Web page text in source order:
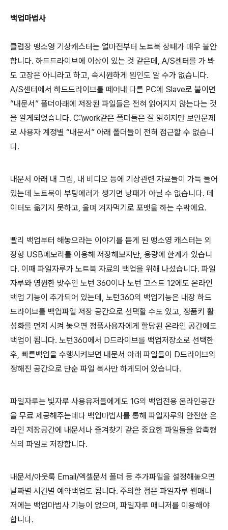
백업마법사
클럽장 맹소영 기상캐스터는 얼마전부터 노트북 상태가 매우 불안
합니다. 하드드라이브에 이상이 있는 것 같은데, A/S센터를 가 봐
도 고장은 아니라고 하고, 속시원하게 원인도 알 수가 없습니다.
A/S센터에서 하드드라이브를 떼어내 다른 PC에 Slave로 붙이면
“내문서” 폴더아래에 저장된 파일들은 전혀 읽어지지 않는다는 것
을 알게되었습니다. C:\work같은 폴더들은 잘 읽히지만 보안문제
로 사용자 계정별 “내문서” 아래 폴더들이 전혀 접근할 수 없습니
다.
내문서 아래 내 그림, 내 비디오 등에 기상관련 자료들이 가득 들어
있는데 노트북이 부팅에러가 생기면 낭패가 아닐 수 없습니다. 데
이터도 옮기지 못하고, 울며 겨자먹기로 포맷을 하는 수밖에요.
빨리 백업부터 해놓으라는 이야기를 듣게 된 맹소영 캐스터는 외
장형 USB메모리를 이용해 저장해보지만, 용량에 한계가 있습니
다. 이때 파일자루가 노트북 자료의 백업을 위해 나섰습니다. 파일
자루와 영원한 맞수인 노턴 360이나 노턴 고스트 12에도 온라인
백업 기능이 추가되어 있는데, 노턴360의 백업기능은 내장 하드
드라이브를 백업파일 저장 공간으로 선택할 수도 있고, 정품키 활
성화를 먼저 시켜 놓으면 정품사용자에게 할당된 온라인 공간에도
백업이 됩니다. 노턴360에서 D드라이브를 백업저장소로 선택한
후, 빠른백업을 수행시켜보면 내문서 아래 파일들이 D드라이브의
정해진 공간으로 단순 파일 복사만 하게되어 있습니다.
파일자루는 빛자루 사용유저들에게도 1G의 백업전용 온라인공간
을 무료 제공해주는데다 백업마법사를 통해 파일자루의 안전한 온
라인 저장공간에 내문서나 즐겨찾기 같은 중요한 파일들을 압축형
식의 파일로 저장합니다.
내문서/아웃룩 Email/엑셀문서 폴더 등 추가파일을 설정해놓으면
날짜별 시간별 예약백업도 됩니다. 주의할 점은 파일자루 웹매니
저에는 백업마법사 기능이 없으며, 파일자루 매니저를 이용해야
합니다.